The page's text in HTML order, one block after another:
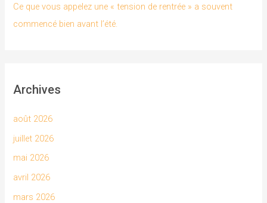
Ce que vous appelez une « tension de rentrée » a souvent
commencé bien avant l’été.
Archives
août 2026
juillet 2026
mai 2026
avril 2026
mars 2026